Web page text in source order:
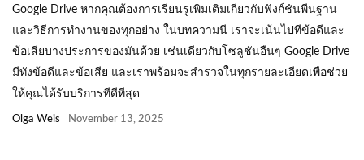
Google Drive หากคุณต้องการเรียนรูเพิมเติมเกียวกับฟังก์ชันพืนฐาน
และวิธีการทำงานของทุกอย่าง ในบทความนี เราจะเน้นไปทีข้อดีและ
ข้อเสียบางประการของมันด้วย เช่นเดียวกับโซลูชันอืนๆ Google Drive
มีทังข้อดีและข้อเสีย และเราพร้อมจะสำรวจในทุกรายละเอียดเพือช่วย
ให้คุณได้รับบริการทีดีทีสุด
Olga Weis November 13, 2025